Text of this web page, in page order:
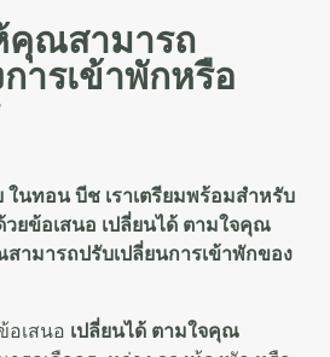
คุณสามารถ
ารเข้าพักหรือ
ในทอน บีช เราเตรียมพร้อมสำหรับ
ยข้อเสนอ เปลี่ยนได้ ตามใจคุณ
ามารถปรับเปลี่ยนการเข้าพักของ
อเสนอ เปลี่ยนได้ ตามใจคุณ